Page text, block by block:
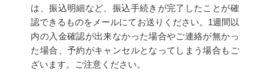
は、振込明細など、振込手続きが完了したことが確
認できるものをメールにてお送りください。1週間以
内の入金確認が出来なかった場合やご連絡が無かっ
た場合、予約がキャンセルとなってしまう場合もご
ざいます。ご注意ください。